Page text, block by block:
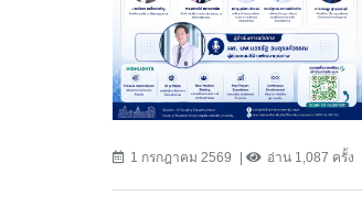
1 กรกฎาคม 2569 อ่าน 1,087 ครั้ง